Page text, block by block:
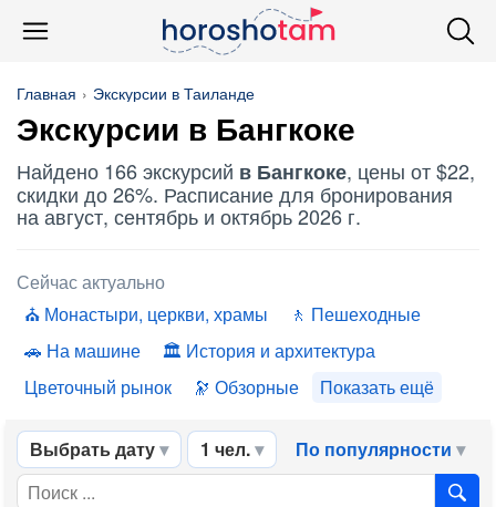
Главная Экскурсии в Таиланде
Экскурсии в Бангкоке
Найдено 166 экскурсий в Бангкоке, цены от $22,
скидки до 26%. Расписание для бронирования
на август, сентябрь и октябрь 2026 г.
Сейчас актуально
Монастыри, церкви, храмы
Пешеходные
На машине
История и архитектура
Цветочный рынок
Обзорные Показать ещё
Выбрать дату 1 чел. По популярности